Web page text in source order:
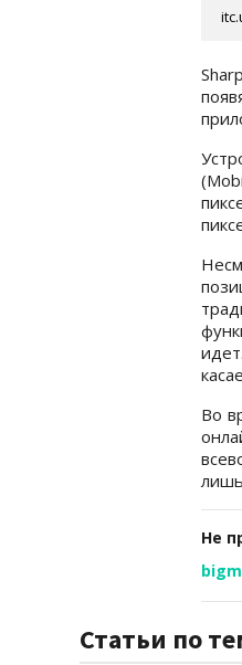
Во
Не
Статьи по